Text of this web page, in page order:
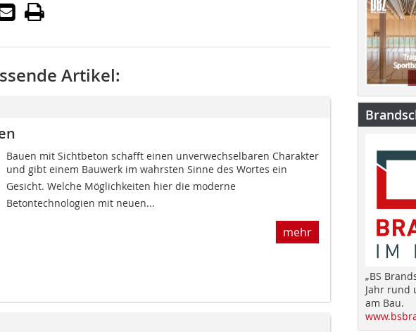
Artikel:
Bauen mit Sichtbeton schafft einen unverwechselbaren Charakter
und gibt einem Bauwerk im wahrsten Sinne des Wortes ein
Gesicht. Welche Möglichkeiten hier die moderne
Betontechnologien mit neuen...
mehr
„BS
Jahr rund
am Bau.